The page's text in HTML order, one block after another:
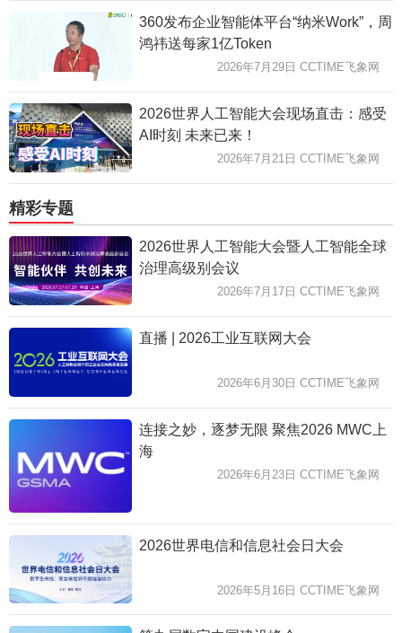
360发布企业智能体平台“纳米Work”，周
鸿祎送每家1亿Token
2026年7月29日 CCTIME飞象网
2026世界人工智能大会现场直击：感受
AI时刻 未来已来！
2026年7月21日 CCTIME飞象网
精彩专题
2026世界人工智能大会暨人工智能全球
治理高级别会议
2026年7月17日 CCTIME飞象网
直播 | 2026工业互联网大会
2026年6月30日 CCTIME飞象网
连接之妙，逐梦无限 聚焦2026 MWC上
海
2026年6月23日 CCTIME飞象网
2026世界电信和信息社会日大会
2026年5月16日 CCTIME飞象网